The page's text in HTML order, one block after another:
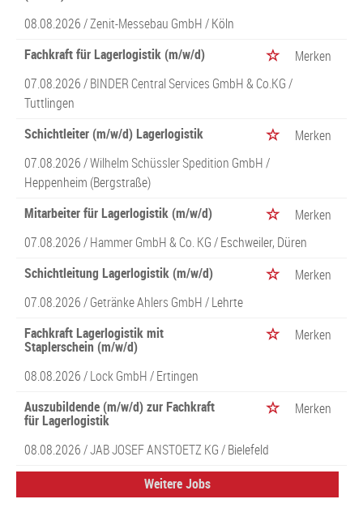
08.08.2026 /Zenit-Messebau GmbH/ Köln
Fachkraft für Lagerlogistik (m/w/d)
Merken
07.08.2026 /BINDER Central Services GmbH & Co.KG/
Tuttlingen
Schichtleiter (m/w/d) Lagerlogistik
Merken
07.08.2026 /Wilhelm Schüssler Spedition GmbH/
Heppenheim (Bergstraße)
Mitarbeiter für Lagerlogistik (m/w/d)
Merken
07.08.2026 /Hammer GmbH & Co. KG/ Eschweiler, Düren
Schichtleitung Lagerlogistik (m/w/d)
Merken
07.08.2026 /Getränke Ahlers GmbH/ Lehrte
Fachkraft Lagerlogistik mit
Staplerschein (m/w/d)
Merken
08.08.2026 /Lock GmbH/ Ertingen
Auszubildende (m/w/d) zur Fachkraft
für Lagerlogistik
Merken
08.08.2026 /JAB JOSEF ANSTOETZ KG/ Bielefeld
Weitere Jobs